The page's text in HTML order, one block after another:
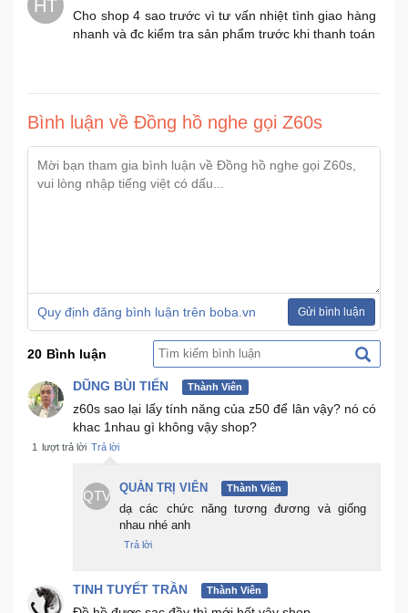
HT
Cho shop 4 sao trước vì tư vấn nhiệt tình giao hàng
nhanh và đc kiểm tra sản phẩm trước khi thanh toán
Bình luận về Đồng hồ nghe gọi Z60s
Quy định đăng bình luận trên boba.vn Gửi bình luận
20 Bình luận
DŨNG BÙI TIẾN Thành Viên
z60s sao lại lấy tính năng của z50 để lân vậy? nó có
khac 1nhau gì không vậy shop?
1 lượt trả lời Trả lời
QTV
QUẢN TRỊ VIÊN Thành Viên
dạ các chức năng tương đương và giống
nhau nhé anh
Trả lời
TINH TUYẾT TRẦN Thành Viên